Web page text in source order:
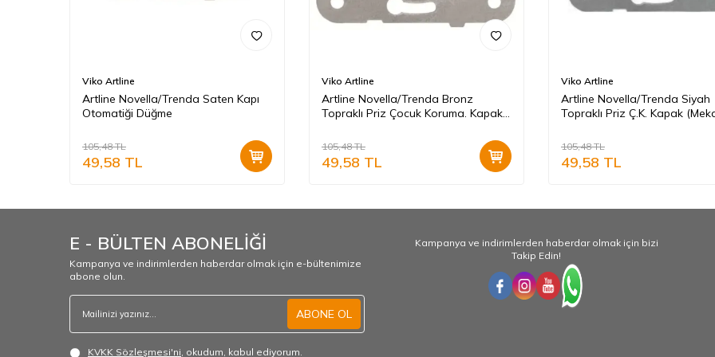
Viko Artline
Artline Novella/Trenda Saten Kapı
Otomatiği Düğme
105,48TL
49,58 TL
Viko Artline
Artline Novella/Trenda Bronz
Topraklı Priz Çocuk Koruma. Kapak
105,48TL
49,58 TL
Viko Artline
Artline Novella/Trenda Siyah
Topraklı Priz Ç.K. Kapak
105,48TL
49,58 TL
E - BÜLTEN ABONELİĞİ
Kampanya ve indirimlerden haberdar olmak için e-bültenimize
abone olun.
ABONE OL
KVKK Sözleşmesi'ni , okudum, kabul ediyorum.
Kampanya ve indirimlerden haberdar olmak için bizi
Takip Edin!